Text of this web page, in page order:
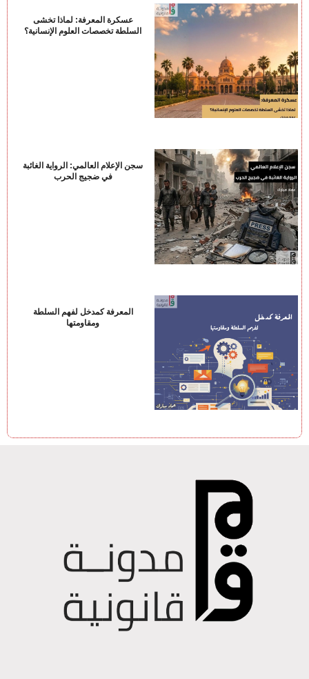
عسكرة المعرفة: لماذا تخشى
السلطة تخصصات العلوم الإنسانية؟
سجن الإعلام العالمي: الرواية الغائبة
في ضجيج الحرب
المعرفة كمدخل لفهم السلطة
ومقاومتها